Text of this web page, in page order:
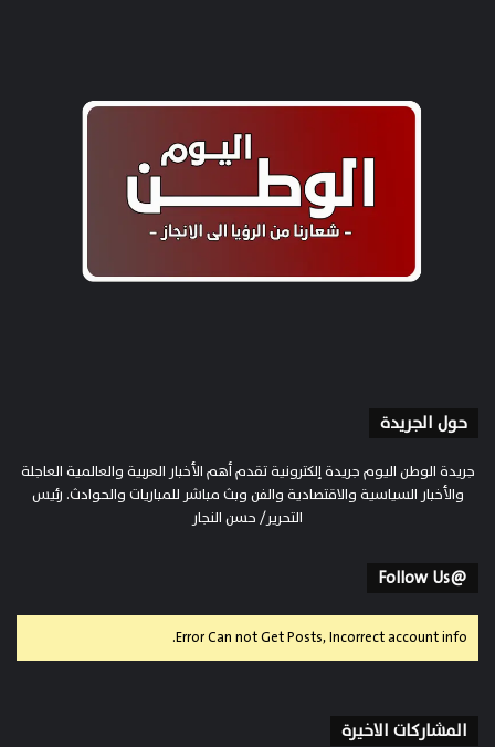
حول الجريدة
جريدة الوطن اليوم جريدة إلكترونية تقدم أهم الأخبار العربية والعالمية العاجلة
والأخبار السياسية والاقتصادية والفن وبث مباشر للمباريات والحوادث. رئيس
التحرير/ حسن النجار
@Follow Us
Error Can not Get Posts, Incorrect account info.
المشاركات الاخيرة